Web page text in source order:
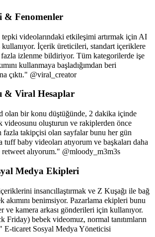
& Fenomenler
tepki videolarındaki etkileşimi artırmak için AI
İçerik üreticileri, standart içeriklere
fazla izlenme bildiriyor. Tüm kategorilerde işe
kullanmaya başladığımdan beri
çıktı." @viral_creator
& Viral Hesaplar
olan bir konu düştüğünde, 2 dakika içinde
videosunu oluşturun ve rakiplerden önce
fazla takipçisi olan sayfalar bunu her gün
baby videoları atıyorum ve başkaları daha
retweet alıyorum." @mloody_m3m3s
Medya Ekipleri
insancıllaştırmak ve Z Kuşağı ile bağ
akımını benimsiyor. Pazarlama ekipleri bunu
ve kamera arkası gönderileri için kullanıyor.
Friday) bebek videomuz, normal tanıtımların
E-ticaret Sosyal Medya Yöneticisi